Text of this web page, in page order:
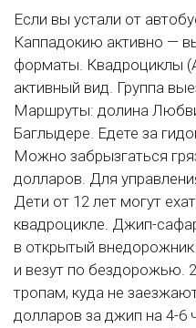
Если вы устали от
Каппадокию активно —
форматы. Квадроциклы
активный вид. Группа
Маршруты: долина
Баглыдере. Едете за
Можно забрызгаться
долларов. Для
Дети от 12 лет могут
квадроцикле. Джип-
в открытый
и везут по бездорожью.
тропам, куда не
долларов за джип на 4-6